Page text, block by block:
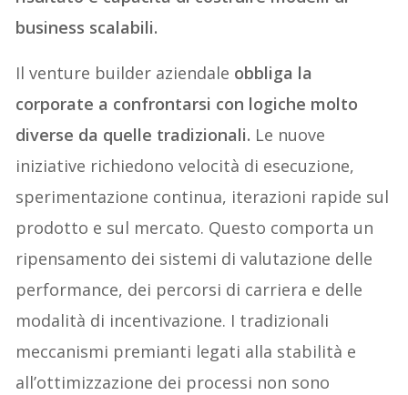
business scalabili.
Il venture builder aziendale obbliga la
corporate a confrontarsi con logiche molto
diverse da quelle tradizionali. Le nuove
iniziative richiedono velocità di esecuzione,
sperimentazione continua, iterazioni rapide sul
prodotto e sul mercato. Questo comporta un
ripensamento dei sistemi di valutazione delle
performance, dei percorsi di carriera e delle
modalità di incentivazione. I tradizionali
meccanismi premianti legati alla stabilità e
all’ottimizzazione dei processi non sono